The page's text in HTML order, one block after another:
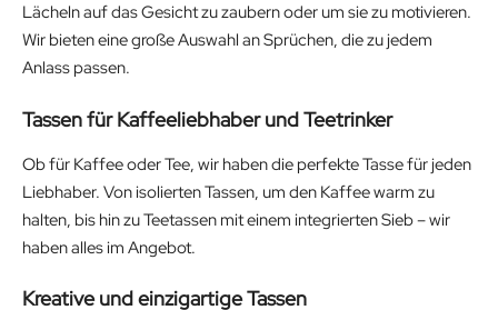
Lächeln auf das Gesicht zu zaubern oder um sie zu motivieren.
Wir bieten eine große Auswahl an Sprüchen, die zu jedem
Anlass passen.
Tassen für Kaffeeliebhaber und Teetrinker
Ob für Kaffee oder Tee, wir haben die perfekte Tasse für jeden
Liebhaber. Von isolierten Tassen, um den Kaffee warm zu
halten, bis hin zu Teetassen mit einem integrierten Sieb – wir
haben alles im Angebot.
Kreative und einzigartige Tassen